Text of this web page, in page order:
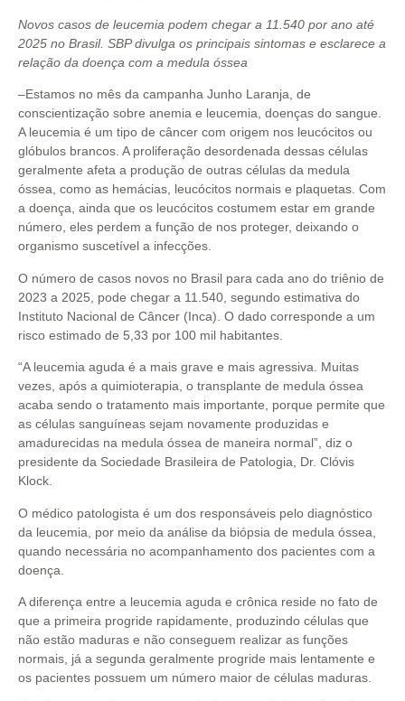
Novos casos de leucemia podem chegar a 11.540 por ano até
2025 no Brasil. SBP divulga os principais sintomas e esclarece a
relação da doença com a medula óssea
–Estamos no mês da campanha Junho Laranja, de
conscientização sobre anemia e leucemia, doenças do sangue.
A leucemia é um tipo de câncer com origem nos leucócitos ou
glóbulos brancos. A proliferação desordenada dessas células
geralmente afeta a produção de outras células da medula
óssea, como as hemácias, leucócitos normais e plaquetas. Com
a doença, ainda que os leucócitos costumem estar em grande
número, eles perdem a função de nos proteger, deixando o
organismo suscetível a infecções.
O número de casos novos no Brasil para cada ano do triênio de
2023 a 2025, pode chegar a 11.540, segundo estimativa do
Instituto Nacional de Câncer (Inca). O dado corresponde a um
risco estimado de 5,33 por 100 mil habitantes.
“A leucemia aguda é a mais grave e mais agressiva. Muitas
vezes, após a quimioterapia, o transplante de medula óssea
acaba sendo o tratamento mais importante, porque permite que
as células sanguíneas sejam novamente produzidas e
amadurecidas na medula óssea de maneira normal”, diz o
presidente da Sociedade Brasileira de Patologia, Dr. Clóvis
Klock.
O médico patologista é um dos responsáveis pelo diagnóstico
da leucemia, por meio da análise da biópsia de medula óssea,
quando necessária no acompanhamento dos pacientes com a
doença.
A diferença entre a leucemia aguda e crônica reside no fato de
que a primeira progride rapidamente, produzindo células que
não estão maduras e não conseguem realizar as funções
normais, já a segunda geralmente progride mais lentamente e
os pacientes possuem um número maior de células maduras.